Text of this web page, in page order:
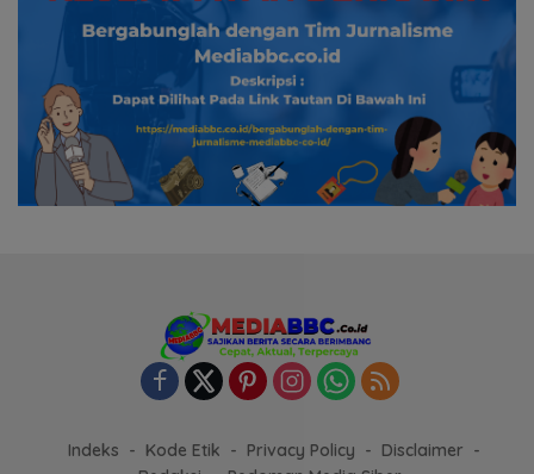
Indeks Kode Etik Privacy Policy
Disclaimer